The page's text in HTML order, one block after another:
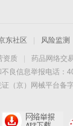
东社区 风险监测
资质 药品网络交
不良信息举报电话：
证（京）网械平台备